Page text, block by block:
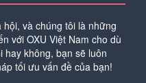
và chúng tôi là những
với OXU Việt Nam cho dù
hay không, bạn sẽ luôn
tối ưu vấn đề của bạn!